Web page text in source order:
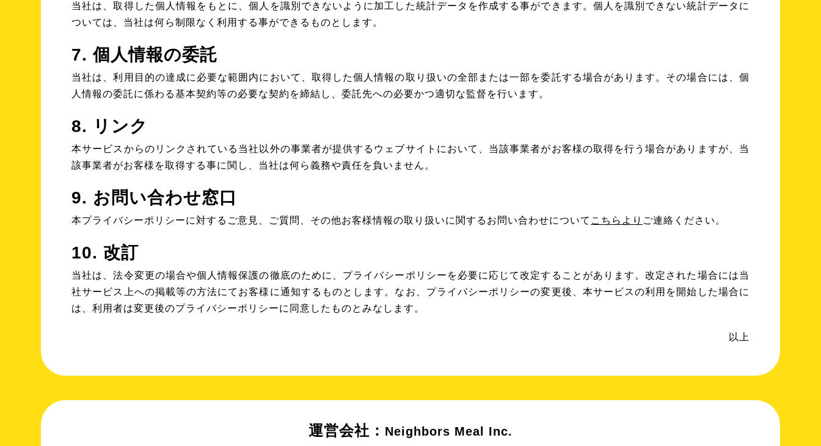
当社は、取得した個人情報をもとに、個人を識別できないように加工した統計データを作成する事ができます。個人を識別できない統計データに
ついては、当社は何ら制限なく利用する事ができるものとします。
7. 個人情報の委託
当社は、利用目的の達成に必要な範囲内において、取得した個人情報の取り扱いの全部または一部を委託する場合があります。その場合には、個
人情報の委託に係わる基本契約等の必要な契約を締結し、委託先への必要かつ適切な監督を行います。
8. リンク
本サービスからのリンクされている当社以外の事業者が提供するウェブサイトにおいて、当該事業者がお客様の取得を行う場合がありますが、当
該事業者がお客様を取得する事に関し、当社は何ら義務や責任を負いません。
9. お問い合わせ窓口
本プライバシーポリシーに対するご意見、ご質問、その他お客様情報の取り扱いに関するお問い合わせについて こちらより ご連絡ください。
10. 改訂
当社は、法令変更の場合や個人情報保護の徹底のために、プライバシーポリシーを必要に応じて改定することがあります。改定された場合には当
社サービス上への掲載等の方法にてお客様に通知するものとします。なお、プライバシーポリシーの変更後、本サービスの利用を開始した場合に
は、利用者は変更後のプライバシーポリシーに同意したものとみなします。
以上
運営会社： Neighbors Meal Inc.